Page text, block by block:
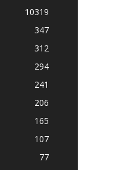
10319
347
312
294
241
206
165
107
77